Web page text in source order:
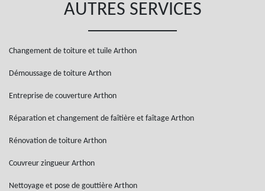
AUTRES SERVICES
Changement de toiture et tuile Arthon
Démoussage de toiture Arthon
Entreprise de couverture Arthon
Réparation et changement de faîtière et faîtage Arthon
Rénovation de toiture Arthon
Couvreur zingueur Arthon
Nettoyage et pose de gouttière Arthon